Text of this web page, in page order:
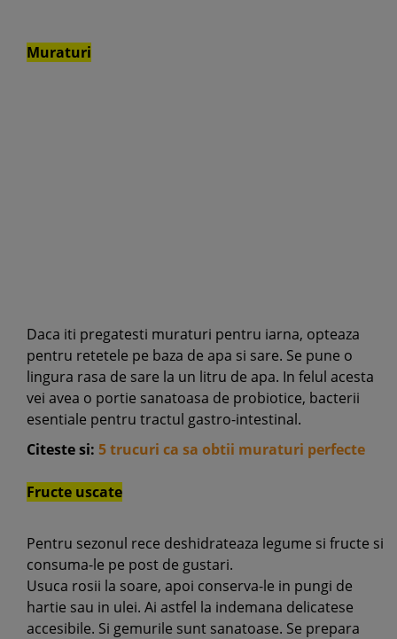
Muraturi
Daca iti pregatesti muraturi pentru iarna, opteaza
pentru retetele pe baza de apa si sare. Se pune o
lingura rasa de sare la un litru de apa. In felul acesta
vei avea o portie sanatoasa de probiotice, bacterii
esentiale pentru tractul gastro-intestinal.
Citeste si: 5 trucuri ca sa obtii muraturi perfecte
Fructe uscate
Pentru sezonul rece deshidrateaza legume si fructe si
consuma-le pe post de gustari.
Usuca rosii la soare, apoi conserva-le in pungi de
hartie sau in ulei. Ai astfel la indemana delicatese
accesibile. Si gemurile sunt sanatoase. Se prepara